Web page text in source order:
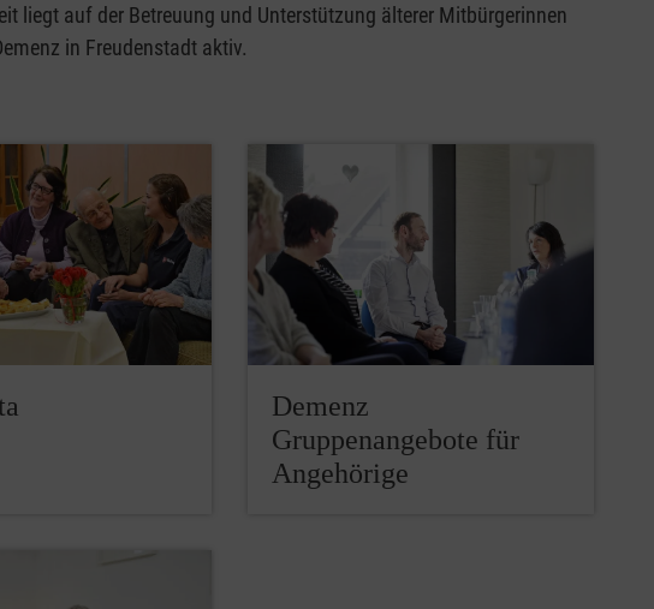
liegt auf der Betreuung und Unterstützung älterer Mitbürgerinnen
in Freudenstadt aktiv.
Demenz
Gruppenangebote für
Angehörige